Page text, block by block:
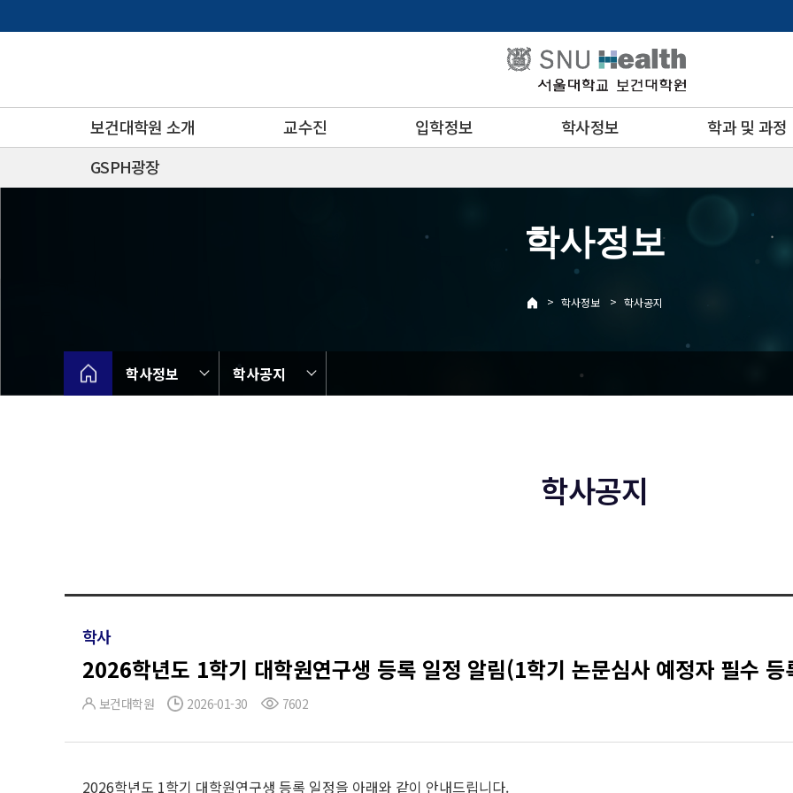
로
보건대학원 소개 교수진 입학정보 학사정보
학과 및 과정
GSPH광장
학사정보
> 학사정보 > 학사공지
학사정보 학사공지
학사공지
학사
2026학년도 1학기 대학원연구생 등록 일정 알림(1학기 논문심사 예정자 필수 등
보건대학원 2026-01-30 7602
2026학년도 1학기 대학원연구생 등록 일정을 아래와 같이 안내드립니다.